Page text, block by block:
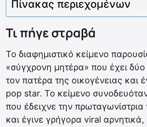
Πίνακας περιεχομένων
Τι πήγε στραβά
Το διαφημιστικό κείμενο
«σύγχρονη μητέρα» που έχει
τον πατέρα της οικογένειας και
pop star. Το κείμενο
που έδειχνε την πρωταγωνίστρια
και έγινε γρήγορα viral αρνητικά,